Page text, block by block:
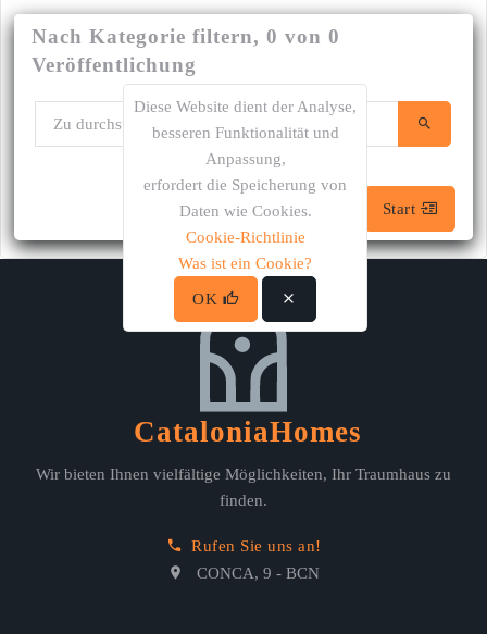
Nach Kategorie filtern, 0 von 0
Veröffentlichung
Zurückkehren Start
CataloniaHomes
Wir bieten Ihnen vielfältige Möglichkeiten, Ihr Traumhaus zu
finden.
Rufen Sie uns an!
CONCA, 9 - BCN
Diese Website dient der Analyse,
besseren Funktionalität und
Anpassung,
erfordert die Speicherung von
Daten wie Cookies.
Cookie-Richtlinie
Was ist ein Cookie?
OK